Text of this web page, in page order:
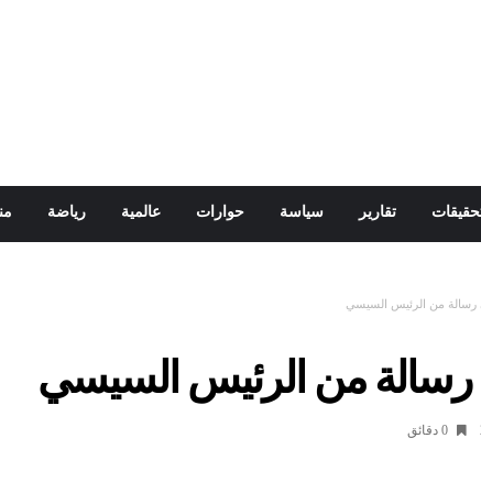
تقارير سياسة حوارات عالمية رياضة
رسالة من الرئيس السيسي
رسالة من الرئيس السيسي
0 ‫دقائق‬